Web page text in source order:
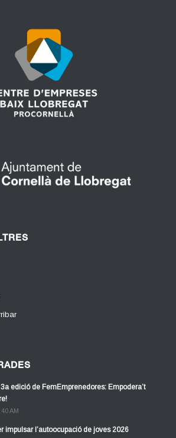
edició de FemEmprenedores: Empodera’t
AM
impulsar l’autoocupació de joves 2026